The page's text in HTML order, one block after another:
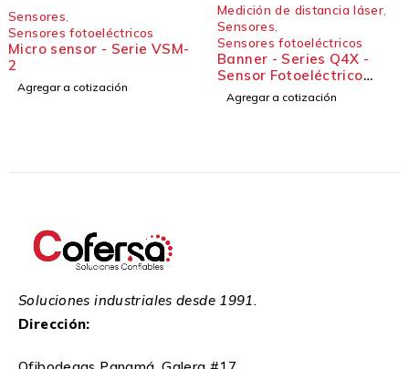
Medición de distancia láser
Sensores ,
Sensores fotoeléctricos
Banner - Series Q4X -
Sensor Fotoeléctrico
Robusto
Agregar a cotización
Sensores,
Sensores fotoeléctricos
Banner - Sensor en
miniatura para una
detección precisa - Serie
VS8
Soluciones industriales desde 1991.
Dirección: